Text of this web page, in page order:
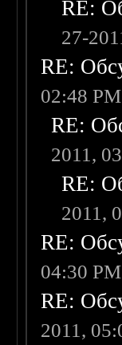
RE:
27-
RE:
02:48 PM
RE:
2011,
RE:
2011,
RE:
04:30 PM
RE:
2011,